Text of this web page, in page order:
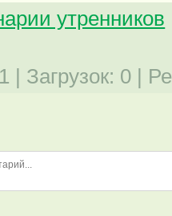
утренников
| Загрузок: 0 |